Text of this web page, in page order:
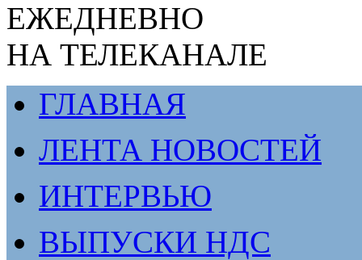
ЕЖЕДНЕВНО
НА ТЕЛЕКАНАЛЕ
ГЛАВНАЯ
ЛЕНТА НОВОСТЕЙ
ИНТЕРВЬЮ
ВЫПУСКИ НДС